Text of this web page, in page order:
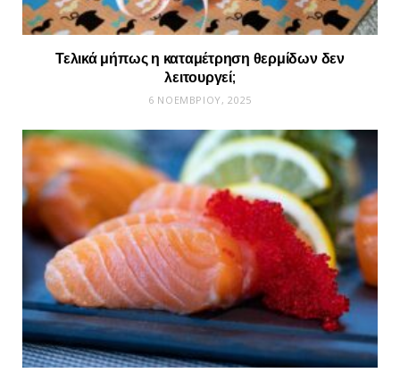
Τελικά μήπως η καταμέτρηση θερμίδων δεν
λειτουργεί;
6 ΝΟΕΜΒΡΊΟΥ, 2025